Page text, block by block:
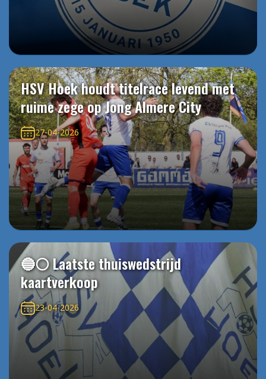
HSV Hoek houdt titelrace levend met
ruime zege op Jong Almere City
27-04-2026
🔵⚪️ Laatste thuiswedstrijd
kaartverkoop
23-04-2026